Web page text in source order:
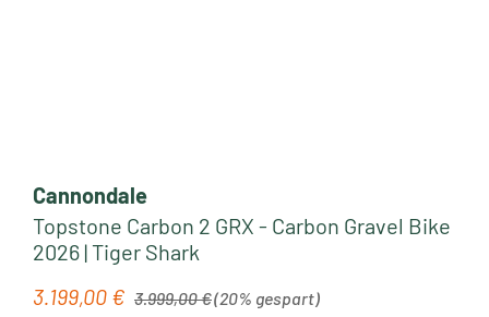
Cannondale
Topstone Carbon 2 GRX - Carbon Gravel Bike
2026 | Tiger Shark
Verkaufspreis:
3.199,00 € Regulärer Preis:
3.999,00 €(20% gespart)